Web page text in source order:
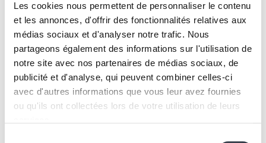
Les cookies nous permettent de personnaliser le contenu
et les annonces, d'offrir des fonctionnalités relatives aux
médias sociaux et d'analyser notre trafic. Nous
partageons également des informations sur l'utilisation de
notre site avec nos partenaires de médias sociaux, de
publicité et d'analyse, qui peuvent combiner celles-ci
avec d'autres informations que vous leur avez fournies
ou qu'ils ont collectées lors de votre utilisation de leurs
You have a
project?
Let's talk about it!